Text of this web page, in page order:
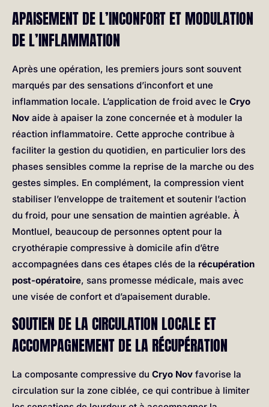
APAISEMENT DE L’INCONFORT ET MODULATION
DE L’INFLAMMATION
Après une opération, les premiers jours sont souvent
marqués par des sensations d’inconfort et une
inflammation locale. L’application de froid avec le Cryo
Nov aide à apaiser la zone concernée et à moduler la
réaction inflammatoire. Cette approche contribue à
faciliter la gestion du quotidien, en particulier lors des
phases sensibles comme la reprise de la marche ou des
gestes simples. En complément, la compression vient
stabiliser l’enveloppe de traitement et soutenir l’action
du froid, pour une sensation de maintien agréable. À
Montluel, beaucoup de personnes optent pour la
cryothérapie compressive à domicile afin d’être
accompagnées dans ces étapes clés de la récupération
post-opératoire, sans promesse médicale, mais avec
une visée de confort et d’apaisement durable.
SOUTIEN DE LA CIRCULATION LOCALE ET
ACCOMPAGNEMENT DE LA RÉCUPÉRATION
La composante compressive du Cryo Nov favorise la
circulation sur la zone ciblée, ce qui contribue à limiter